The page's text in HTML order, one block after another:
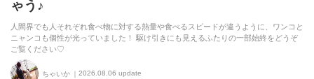
ゃう♪
人間界でも人それぞれ食べ物に対する熱量や食べるスピードが違うように、ワンコと
ニャンコも個性が光っていました！ 駆け引きにも見えるふたりの一部始終をどうぞ
ご覧ください♡
ちゃいか 2026.08.06 update